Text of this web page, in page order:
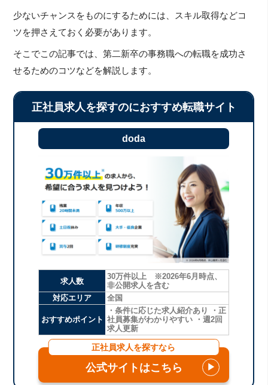
少ないチャンスをものにするためには、スキル取得などコ
ツを押さえておく必要があります。
そこでこの記事では、第二新卒の事務職への転職を成功さ
せるためのコツなどを解説します。
正社員求人を探すのにおすすめ転職サイト
doda
求人数
30万件以上 ※2026年6月時点、
非公開求人を含む
対応エリア
全国
おすすめポイント
・条件に応じた求人紹介あり ・正
社員募集がわかりやすい ・週2回
求人更新
正社員求人を探すなら
公式サイトはこちら ▶